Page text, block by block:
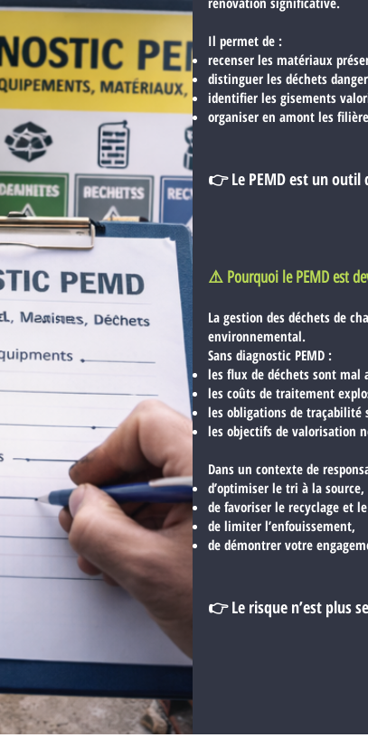
Il permet de :
recenser les matériaux
distinguer les déchets
identifier les gisements
organiser en amont les
👉 Le PEMD est un
⚠️ Pourquoi le PEMD est
La gestion des déchets de
environnemental.
Sans diagnostic PEMD :
les flux de déchets sont mal
les coûts de traitement
les obligations de traçabilité
les objectifs de valorisation
Dans un contexte de
d’optimiser le tri à la source,
de favoriser le recyclage et
de limiter l’enfouissement,
de démontrer votre
👉 Le risque n’est plus